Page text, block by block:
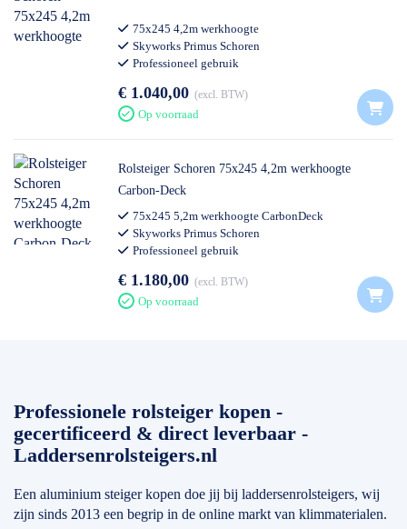
75x245 4,2m werkhoogte
Skyworks Primus Schoren
Professioneel gebruik
€ 1.040,00 excl. BTW
Op voorraad
Rolsteiger Schoren 75x245 4,2m werkhoogte
Carbon-Deck
75x245 5,2m werkhoogte CarbonDeck
Skyworks Primus Schoren
Professioneel gebruik
€ 1.180,00 excl. BTW
Op voorraad
Professionele rolsteiger kopen -
gecertificeerd & direct leverbaar -
Laddersenrolsteigers.nl
Een aluminium steiger kopen doe jij bij laddersenrolsteigers, wij
zijn sinds 2013 een begrip in de online markt van klimmaterialen.